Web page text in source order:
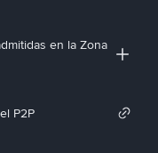
en la Zona
P2P